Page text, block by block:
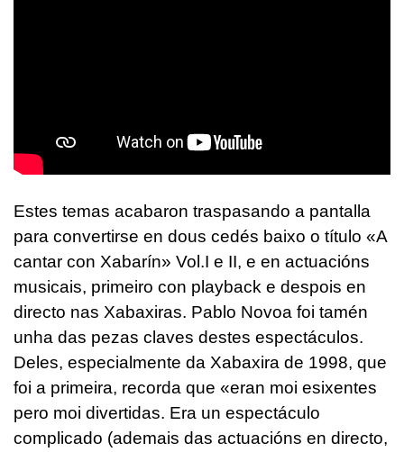
Estes temas acabaron traspasando a pantalla
para convertirse en dous cedés baixo o título «A
cantar con Xabarín» Vol.I e II, e en actuacións
musicais, primeiro con playback e despois en
directo nas Xabaxiras. Pablo Novoa foi tamén
unha das pezas claves destes espectáculos.
Deles, especialmente da Xabaxira de 1998, que
foi a primeira, recorda que «eran moi esixentes
pero moi divertidas. Era un espectáculo
complicado (ademais das actuacións en directo,